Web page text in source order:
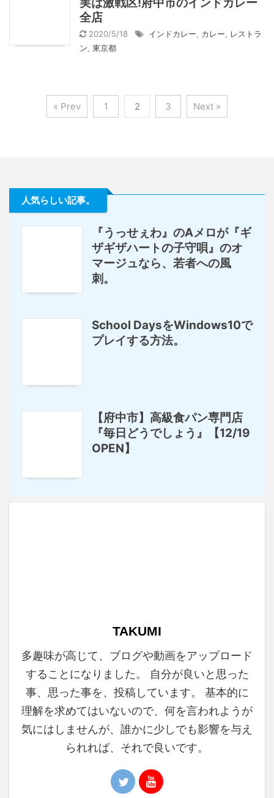
全店
2020/5/18 インドカレー カレー
レストラ
ン 東京都
« Prev 1 2 3 Next »
人気らしい記事。
『うっせぇわ』のAメロが『ギ
ザギザハートの子守唄』のオ
マージュなら、若者への風
刺。
School DaysをWindows10で
プレイする方法。
【府中市】高級食パン専門店
『毎日どうでしょう』【12/19
OPEN】
TAKUMI
多趣味が高じて、ブログや動画をアップロード
することになりました。 自分が良いと思った
事、思った事を、投稿しています。 基本的に
理解を求めてはいないので、何を言われようが
気にはしませんが、誰かに少しでも影響を与え
られれば、それで良いです。